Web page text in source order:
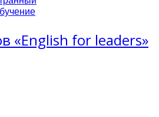
«English for leaders»